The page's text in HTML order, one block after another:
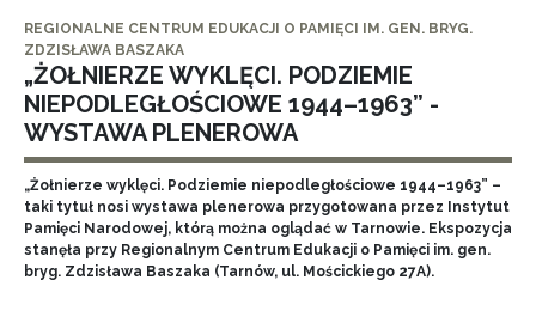
REGIONALNE CENTRUM EDUKACJI O PAMIĘCI IM. GEN. BRYG.
ZDZISŁAWA BASZAKA
„ŻOŁNIERZE WYKLĘCI. PODZIEMIE
NIEPODLEGŁOŚCIOWE 1944–1963” -
WYSTAWA PLENEROWA
„Żołnierze wyklęci. Podziemie niepodległościowe 1944–1963” –
taki tytuł nosi wystawa plenerowa przygotowana przez Instytut
Pamięci Narodowej, którą można oglądać w Tarnowie. Ekspozycja
stanęła przy Regionalnym Centrum Edukacji o Pamięci im. gen.
bryg. Zdzisława Baszaka (Tarnów, ul. Mościckiego 27A).